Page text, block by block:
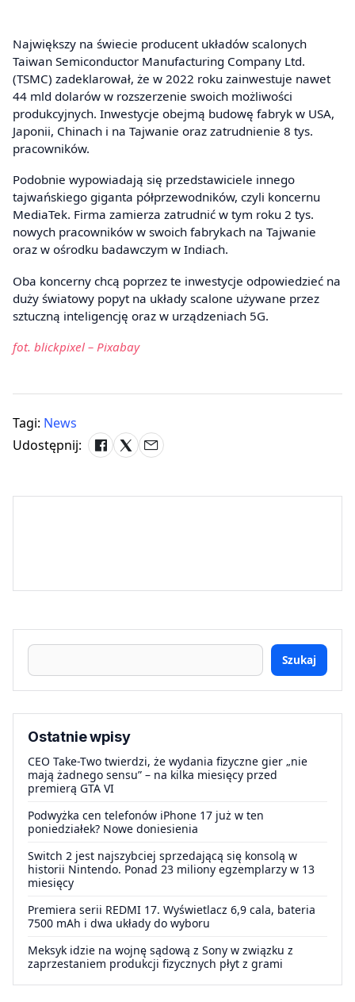
Największy na świecie producent układów scalonych
Taiwan Semiconductor Manufacturing Company Ltd.
(TSMC) zadeklarował, że w 2022 roku zainwestuje nawet
44 mld dolarów w rozszerzenie swoich możliwości
produkcyjnych. Inwestycje obejmą budowę fabryk w USA,
Japonii, Chinach i na Tajwanie oraz zatrudnienie 8 tys.
pracowników.
Podobnie wypowiadają się przedstawiciele innego
tajwańskiego giganta półprzewodników, czyli koncernu
MediaTek. Firma zamierza zatrudnić w tym roku 2 tys.
nowych pracowników w swoich fabrykach na Tajwanie
oraz w ośrodku badawczym w Indiach.
Oba koncerny chcą poprzez te inwestycje odpowiedzieć na
duży światowy popyt na układy scalone używane przez
sztuczną inteligencję oraz w urządzeniach 5G.
fot. blickpixel – Pixabay
Tagi: News
Udostępnij:
Szukaj
Ostatnie wpisy
CEO Take-Two twierdzi, że wydania fizyczne gier „nie
mają żadnego sensu” – na kilka miesięcy przed
premierą GTA VI
Podwyżka cen telefonów iPhone 17 już w ten
poniedziałek? Nowe doniesienia
Switch 2 jest najszybciej sprzedającą się konsolą w
historii Nintendo. Ponad 23 miliony egzemplarzy w 13
miesięcy
Premiera serii REDMI 17. Wyświetlacz 6,9 cala, bateria
7500 mAh i dwa układy do wyboru
Meksyk idzie na wojnę sądową z Sony w związku z
zaprzestaniem produkcji fizycznych płyt z grami